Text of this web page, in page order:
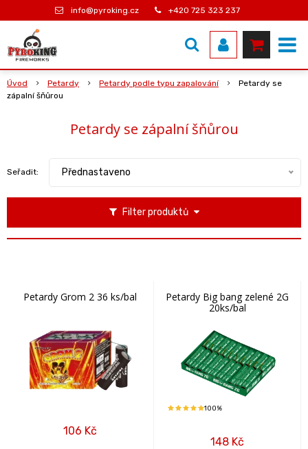
info@pyroking.cz +420 725 323 237
Úvod Petardy Petardy podle typu zapalování
Petardy se
zápalní šňůrou
Petardy se zápalní šňůrou
Filter produktů
Seřadit: Přednastaveno
Petardy Grom 2 36 ks/bal
106 Kč
Petardy Big bang zelené 2G
20ks/bal
100%
148 Kč